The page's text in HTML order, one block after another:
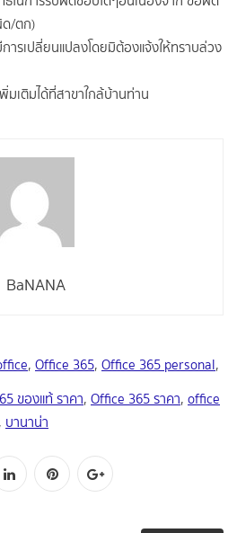
/ตก)
ารเปลี่ยนแปลงโดยมิต้องแจ้งให้ทราบล่วง
เติมได้ที่สาขาใกล้บ้านท่าน
BaNANA
, Office 365, Office 365 personal,
ของแท้ ราคา, Office 365 ราคา, office
, บานาน่า